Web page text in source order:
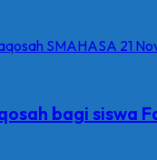
bagi siswa